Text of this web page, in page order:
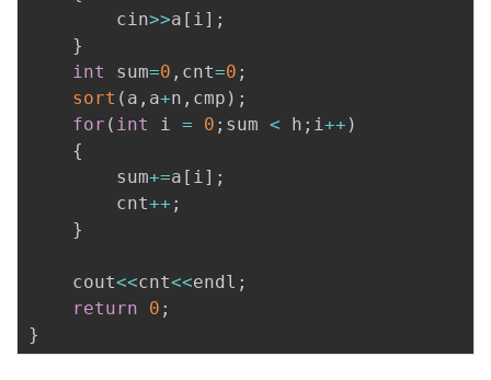
		cin
>>a [ i] ;
}
int
sum=0 , cnt=0 ;
sort ( a , a+n , cmp ) ;
for ( int i = 0 ; sum < h ; i++ )
{
		sum
+=a [ i] ;
		cnt
++ ;
}
	cout
<<cnt<<endl ;
return
0 ;
}